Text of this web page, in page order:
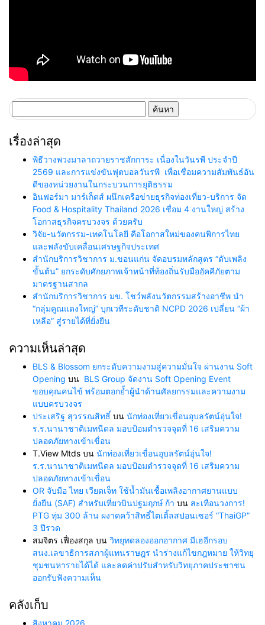
สำหรับ:
เรื่องล่าสุด
พิธีวางพวงมาลาถวายราชสักการะ เนื่องในวันรพี ประจำปี
2569 และการแข่งขันฟุตบอลวันรพี เพื่อเชื่อมความสัมพันธ์อัน
ดีของหน่วยงานในกระบวนการยุติธรรม
อินฟอร์มา มาร์เก็ตส์ ผนึกเครือข่ายธุรกิจท่องเที่ยว-บริการ จัด
Food & Hospitality Thailand 2026 เชื่อม 4 งานใหญ่ สร้าง
โอกาสธุรกิจครบวงจร ด้วยครับ
วิจัย-นวัตกรรม-เทคโนโลยี คือโอกาสใหม่ของคนพิการไทย
และพลังขับเคลื่อนเศรษฐกิจประเทศ
สำนักบริการวิชาการ ม.ขอนแก่น จัดอบรมหลักสูตร “ดับเพลิง
ขั้นต้น” ยกระดับศักยภาพเจ้าหน้าที่ท้องถิ่นรับมืออัคคีภัยตาม
มาตรฐานสากล
สำนักบริการวิชาการ มข. โชว์พลังนวัตกรรมสร้างอาชีพ นำ
“กลุ่มคูณแดงใหญ่” บุกเวทีระดับชาติ NCPD 2026 เปลี่ยน “ผ้า
เหลือ” สู่รายได้ที่ยั่งยืน
ความเห็นล่าสุด
BLS & Blossom ยกระดับความงามสู่ความมั่นใจ ผ่านงาน Soft
Opening บน BLS Group จัดงาน Soft Opening Event
ขอบคุณคนไข้ พร้อมตอกย้ำผู้นำด้านศัลยกรรมและความงาม
แบบครบวงจร
ประเสริฐ สุวรรณสิทธิ์ บน นักท่องเที่ยวเขื่อนอุบลรัตน์อุ่นใจ!
ร.ร.นานาชาติเมทนีดล มอบป้อมตำรวจจุดที่ 16 เสริมความ
ปลอดภัยทางเข้าเขื่อน
T.View Mtds บน นักท่องเที่ยวเขื่อนอุบลรัตน์อุ่นใจ!
ร.ร.นานาชาติเมทนีดล มอบป้อมตำรวจจุดที่ 16 เสริมความ
ปลอดภัยทางเข้าเขื่อน
OR จับมือ ไทย เวียตเจ็ท ใช้น้ำมันเชื้อเพลิงอากาศยานแบบ
ยั่งยืน (SAF) สำหรับเที่ยวบินปฐมฤกษ์ ก้า บน สะเทือนวงการ!
PTG ทุ่ม 300 ล้าน ผงาดคว้าสิทธิ์ไตเติ้ลสปอนเซอร์ “ThaiGP”
3 ปีรวด
สมจิตร เฟื่องสกุล บน วิทยุทดลองออกอากาศ มีเฮอีกรอบ
สนง.เลขาธิการสภาผู้แทนราษฎร นำร่างแก้ไขกฎหมาย ให้วิทยุ
ชุมชนหารายได้ได้ และลดค่าปรับสำหรับวิทยุภาคประชาชน
ออกรับฟังความเห็น
คลังเก็บ